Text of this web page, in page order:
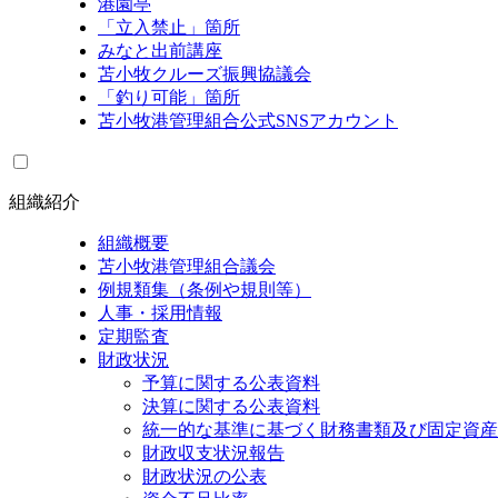
港園亭
「立入禁止」箇所
みなと出前講座
苫小牧クルーズ振興協議会
「釣り可能」箇所
苫小牧港管理組合公式SNSアカウント
組織紹介
組織概要
苫小牧港管理組合議会
例規類集（条例や規則等）
人事・採用情報
定期監査
財政状況
予算に関する公表資料
決算に関する公表資料
統一的な基準に基づく財務書類及び固定資
財政収支状況報告
財政状況の公表